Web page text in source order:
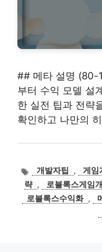
## 메타 설명 (80-
부터 수익 모델 설
한 실전 팁과 전략
확인하고 나만의
태
그
개발자팁 , 게임
략 , 로블록스게임
로블록스수익화 ,